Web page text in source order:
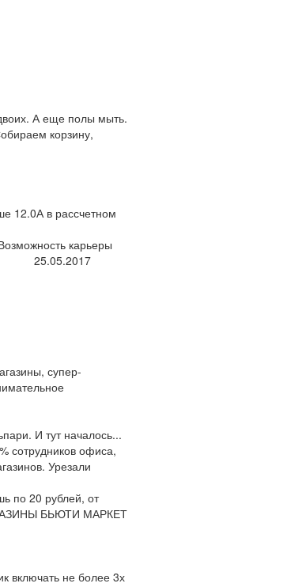
А еще полы мыть.
корзину,
12.0А в рассчетном
карьеры
25.05.2017
супер-
И тут началось...
сотрудников офиса,
Урезали
по 20 рублей, от
БЬЮТИ МАРКЕТ
включать не более 3х